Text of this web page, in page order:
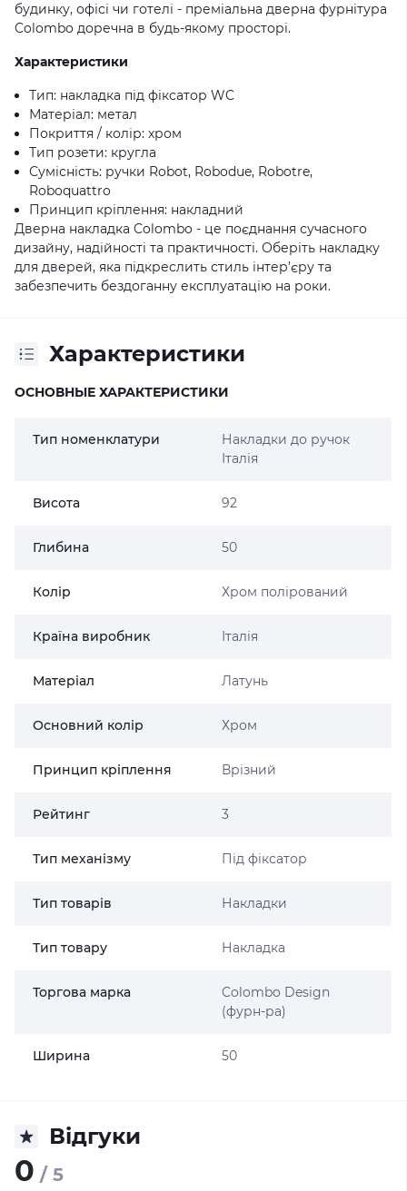
будинку, офісі чи готелі - преміальна дверна фурнітура
Colombo доречна в будь-якому просторі.
Характеристики
Тип: накладка під фіксатор WC
Матеріал: метал
Покриття / колір: хром
Тип розети: кругла
Сумісність: ручки Robot, Robodue, Robotre,
Roboquattro
Принцип кріплення: накладний
Дверна накладка Colombo - це поєднання сучасного
дизайну, надійності та практичності. Оберіть накладку
для дверей, яка підкреслить стиль інтер’єру та
забезпечить бездоганну експлуатацію на роки.
Характеристики
ОСНОВНЫЕ ХАРАКТЕРИСТИКИ
Тип номенклатури
Накладки до ручок
Італія
Висота 92
Глибина 50
Колір Хром полірований
Країна виробник Італія
Матеріал Латунь
Основний колір Хром
Принцип кріплення Врізний
Рейтинг 3
Тип механізму Під фіксатор
Тип товарів Накладки
Тип товару Накладка
Торгова марка
Colombo Design
(фурн-ра)
Ширина 50
Відгуки
0 / 5